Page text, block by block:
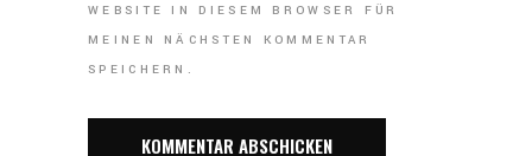
WEBSITE IN DIESEM BROWSER FÜR
MEINEN NÄCHSTEN KOMMENTAR
SPEICHERN.